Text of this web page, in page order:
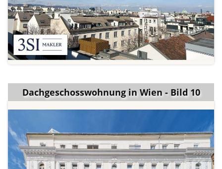
Dachgeschosswohnung in Wien - Bild 10